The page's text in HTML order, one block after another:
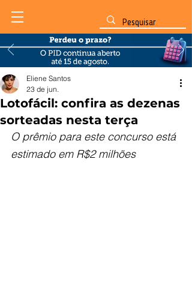
Lotofácil: confira as dezenas
sorteadas nesta terça
Eliene Santos
23 de jun.
O prêmio para este concurso está
estimado em R$2 milhões